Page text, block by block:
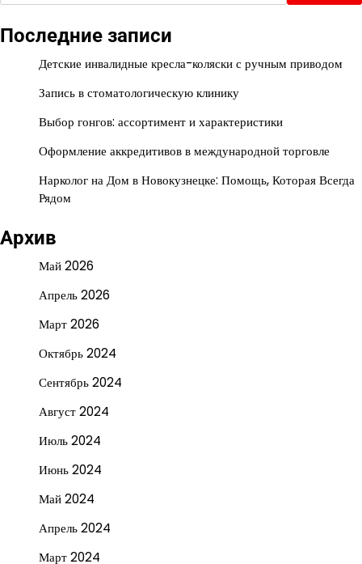
Последние записи
Детские инвалидные кресла-коляски с ручным приводом
Запись в стоматологическую клинику
Выбор гонгов: ассортимент и характеристики
Оформление аккредитивов в международной торговле
Нарколог на Дом в Новокузнецке: Помощь, Которая Всегда
Рядом
Архив
Май 2026
Апрель 2026
Март 2026
Октябрь 2024
Сентябрь 2024
Август 2024
Июль 2024
Июнь 2024
Май 2024
Апрель 2024
Март 2024